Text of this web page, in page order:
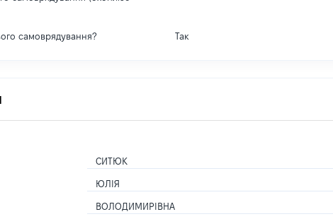
самоврядування? Так
СИТЮК
ЮЛІЯ
ВОЛОДИМИРІВНА